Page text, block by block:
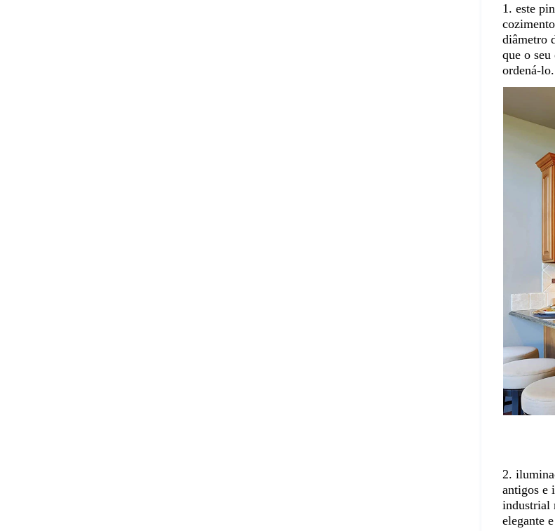
1. este
diâmetro
que o
ordená-lo.
2.
antigos e
industrial
elegante